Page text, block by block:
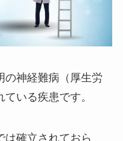
の神経難病（厚生労
いる疾患です。
は確立されておら